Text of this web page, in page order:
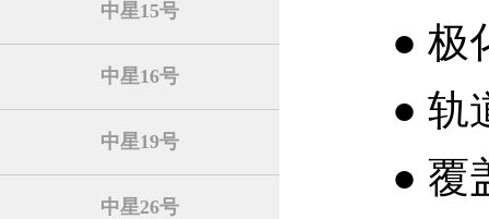
中星15号
中星16号
中星19号
中星26号
● 极
● 轨
● 覆